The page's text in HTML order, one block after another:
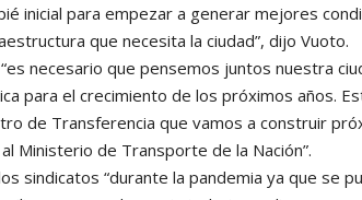
inicial para empezar a generar mejores
que necesita la ciudad”, dijo Vuoto.
necesario que pensemos juntos nuestra
para el crecimiento de los próximos años.
de Transferencia que vamos a construir
Ministerio de Transporte de la Nación”.
sindicatos “durante la pandemia ya que se